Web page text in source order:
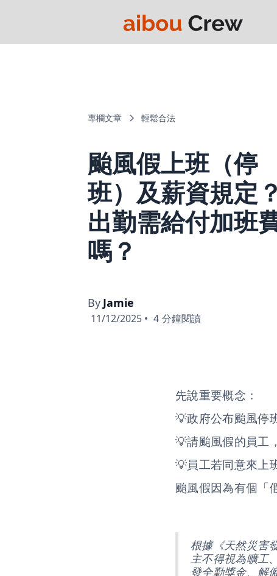
專欄文章 輕鬆合法
颱風假上班（停
班）及薪資規定？
出勤需給付加班
嗎？
By Jamie
11/12/2025 • 4 分鐘閱讀
先說重要概念：
💡政府公布颱風停
💡請颱風假的員工
💡員工若同意來上
颱風假因為有個「
根據《天然災害
主不得視為曠工
發全勤獎金、解